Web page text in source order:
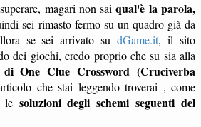
magari non saiqual'è la parola,
sei rimasto fermo su un quadro già da
se sei arrivato sudGame.it, il sito
dei giochi, credo proprio che su sia alla
di One Clue Crossword (Cruciverba
che stai leggendo troverai , come
le soluzioni degli schemi seguenti del